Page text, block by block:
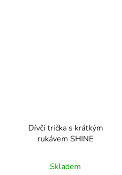
Dívčí trička s krátkým
rukávem SHINE
Skladem